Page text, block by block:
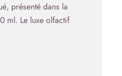
présenté dans la
ml. Le luxe olfactif